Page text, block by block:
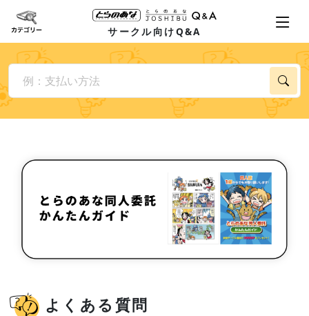
サークル向けQ&A
よくある質問